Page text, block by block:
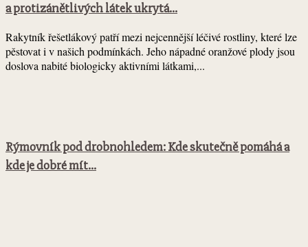
a protizánětlivých látek ukrytá...
Rakytník řešetlákový patří mezi nejcennější léčivé rostliny, které lze
pěstovat i v našich podmínkách. Jeho nápadné oranžové plody jsou
doslova nabité biologicky aktivními látkami,...
Rýmovník pod drobnohledem: Kde skutečně pomáhá a
kde je dobré mít...